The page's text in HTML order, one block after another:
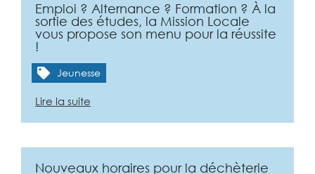
Emploi ? Alternance ? Formation ? À la
sortie des études, la Mission Locale
vous propose son menu pour la réussite
!
Jeunesse
Lire la suite
Nouveaux horaires pour la déchèterie